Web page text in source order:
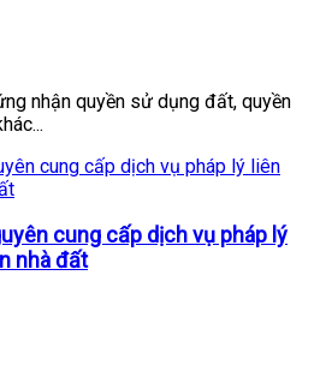
nhận quyền sử dụng đất, quyền
cung cấp dịch vụ pháp lý
nhà đất